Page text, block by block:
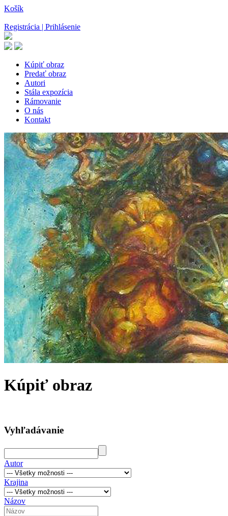
Košík
Registrácia | Prihlásenie
Kúpiť obraz
Predať obraz
Autori
Stála expozícia
Rámovanie
O nás
Kontakt
Kúpiť obraz
Vyhľadávanie
Autor
Krajina
Názov